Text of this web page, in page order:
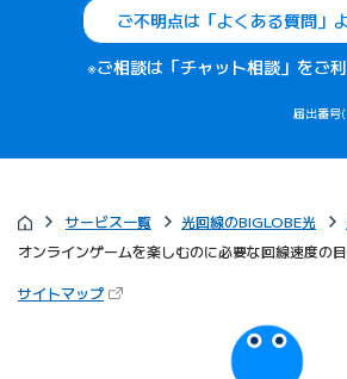
ご不明点は「よくある質問」
※ご相談は「チャット相談」をご利
届出番号
サービス一覧 光回線のBIGLOBE光
オンラインゲームを楽しむのに必要な回線速度の
サイトマップ（新しいタブで開きます）
びっぷるのページ